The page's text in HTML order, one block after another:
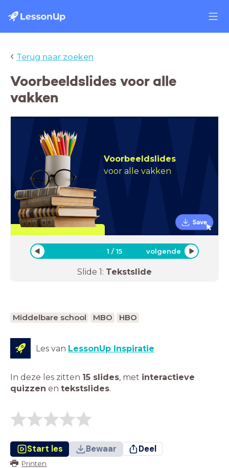
‹ Terug naar zoeken
Voorbeeldslides voor alle
vakken
Voorbeeldslides
voor alle vakken
1 /15 volgende
Slide 1: Tekstslide
Middelbare school MBO HBO
Les van LessonUp Inspiratie
In deze les zitten 15 slides, met interactieve
quizzen en tekstslides.
Start les Bewaar Deel
Printen